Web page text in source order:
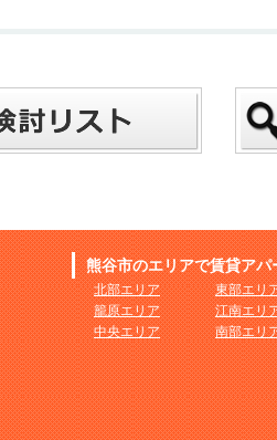
熊谷市のエリアで賃貸ア
北部エリア
籠原エリア
中央エリア
東部エリ
江南エリ
南部エリ